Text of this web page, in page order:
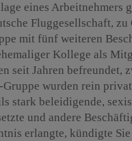
eines Arbeitnehmers
Fluggesellschaft,
mit fünf weiteren
Kollege als
seit Jahren befreundet,
wurden rein
stark beleidigende,
und andere
erlangte, kündigte